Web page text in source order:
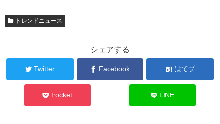
トレンドニュース
シェアする
Twitter Facebook はてブ
Pocket LINE